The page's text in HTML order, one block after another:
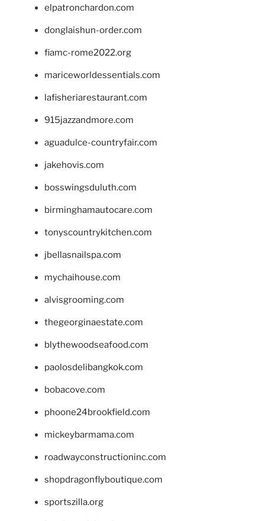
elpatronchardon.com
donglaishun-order.com
fiamc-rome2022.org
mariceworldessentials.com
lafisheriarestaurant.com
915jazzandmore.com
aguadulce-countryfair.com
jakehovis.com
bosswingsduluth.com
birminghamautocare.com
tonyscountrykitchen.com
jbellasnailspa.com
mychaihouse.com
alvisgrooming.com
thegeorginaestate.com
blythewoodseafood.com
paolosdelibangkok.com
bobacove.com
phoone24brookfield.com
mickeybarmama.com
roadwayconstructioninc.com
shopdragonflyboutique.com
sportszilla.org